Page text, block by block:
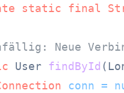
static final
Neue
User findById
conn =